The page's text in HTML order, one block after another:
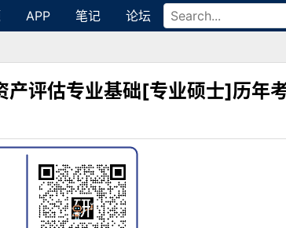
APP 笔记 论坛
评估专业基础[专业硕士]历年